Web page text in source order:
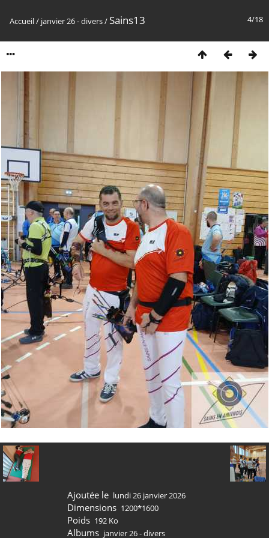
4/18
Accueil/ janvier 26 - divers/ Sains13
Ajoutée le lundi 26 janvier 2026
Dimensions 1200*1600
Poids 192 Ko
Albums janvier 26 - divers